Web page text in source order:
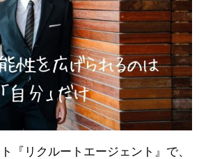
『リクルートエージェント』で、